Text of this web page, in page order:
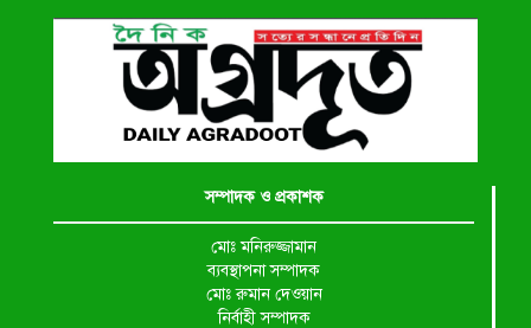
সম্পাদক ও প্রকাশক
মোঃ মনিরুজ্জামান
ব্যবস্থাপনা সম্পাদক
মোঃ রুমান দেওয়ান
নির্বাহী সম্পাদক